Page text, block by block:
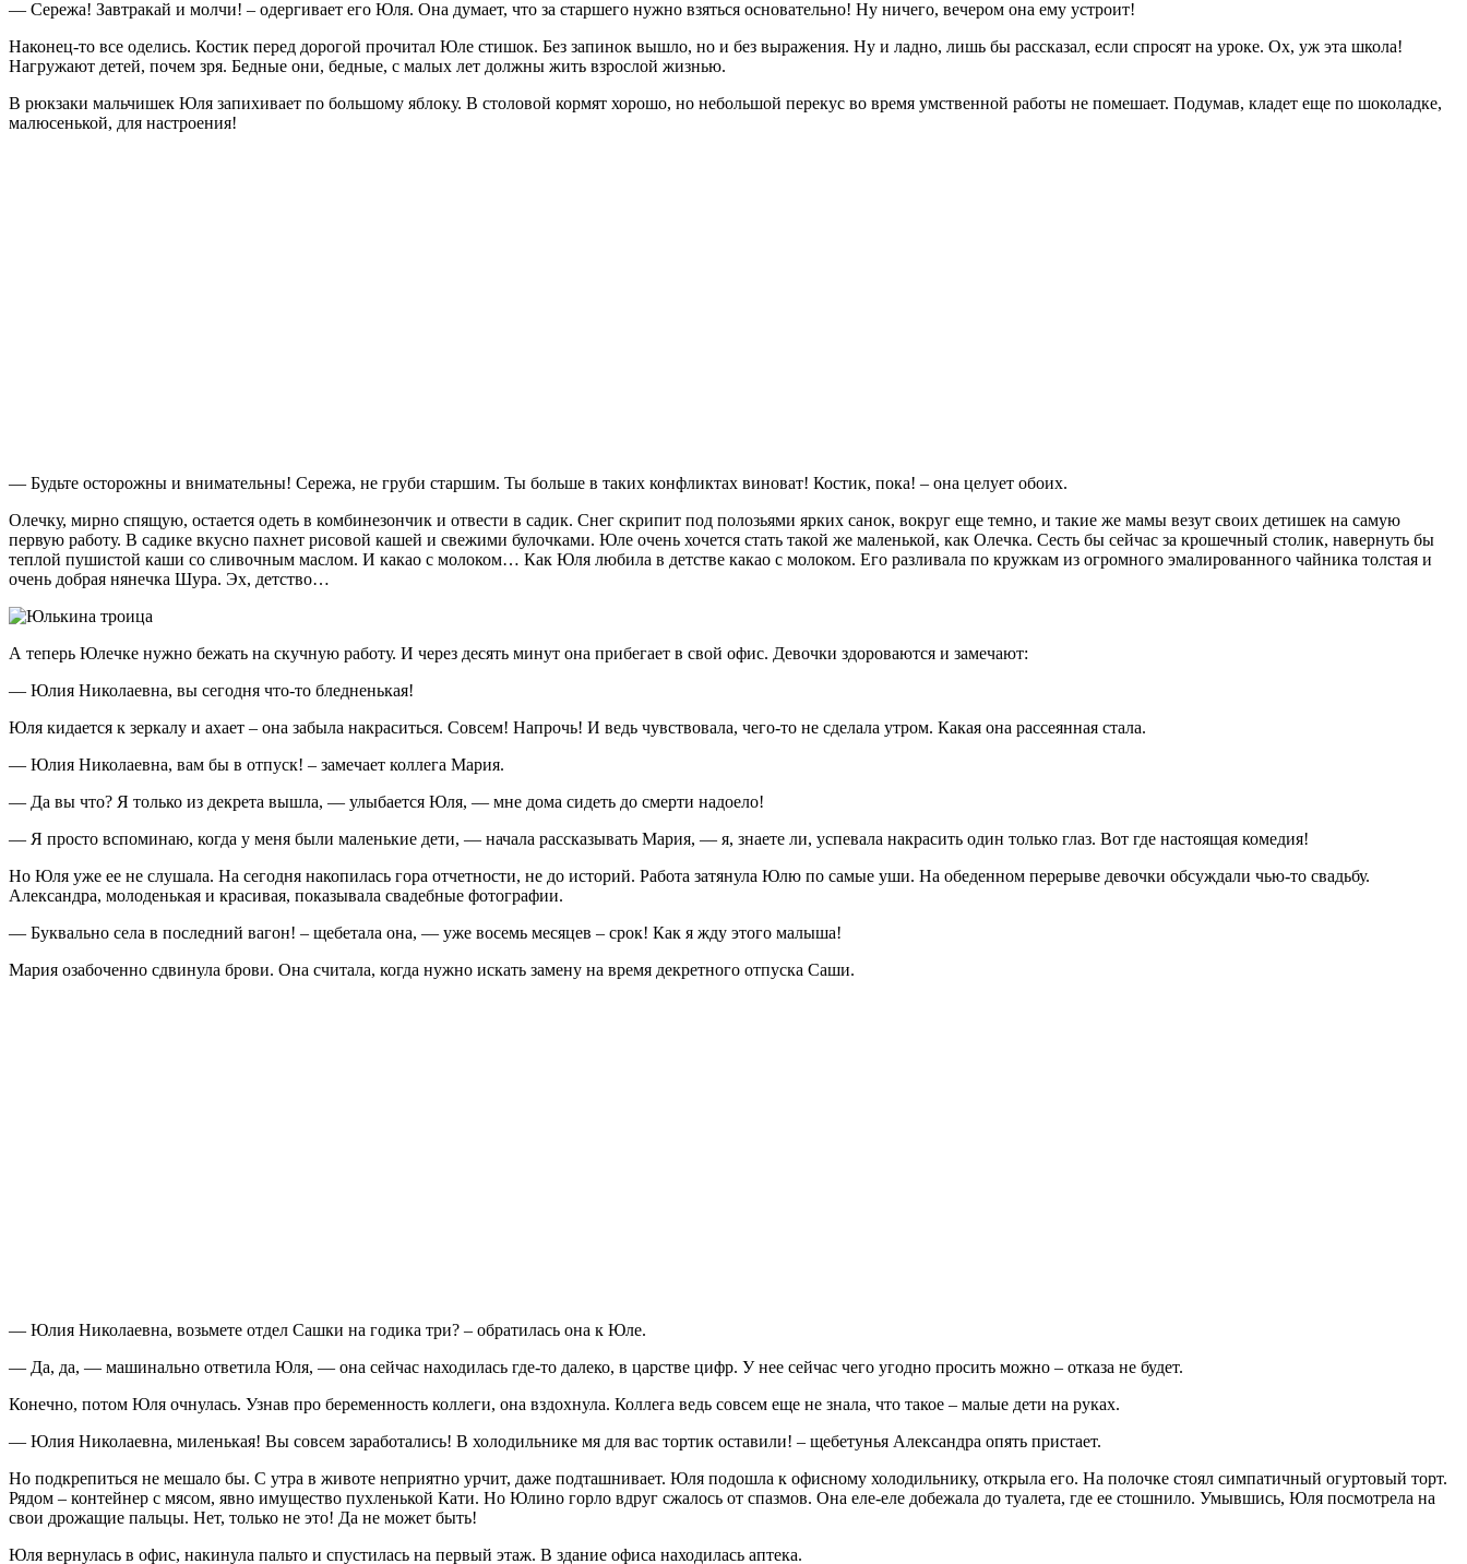
— Сережа! Завтракай и молчи! – одергивает его Юля. Она думает, что за старшего нужно взяться основательно! Ну ничего, вечером она ему устроит!
Наконец-то все оделись. Костик перед дорогой прочитал Юле стишок. Без запинок вышло, но и без выражения. Ну и ладно, лишь бы рассказал, если спросят на уроке. Ох, уж эта школа!
Нагружают детей, почем зря. Бедные они, бедные, с малых лет должны жить взрослой жизнью.
В рюкзаки мальчишек Юля запихивает по большому яблоку. В столовой кормят хорошо, но небольшой перекус во время умственной работы не помешает. Подумав, кладет еще по шоколадке,
малюсенькой, для настроения!
— Будьте осторожны и внимательны! Сережа, не груби старшим. Ты больше в таких конфликтах виноват! Костик, пока! – она целует обоих.
Олечку, мирно спящую, остается одеть в комбинезончик и отвести в садик. Снег скрипит под полозьями ярких санок, вокруг еще темно, и такие же мамы везут своих детишек на самую
первую работу. В садике вкусно пахнет рисовой кашей и свежими булочками. Юле очень хочется стать такой же маленькой, как Олечка. Сесть бы сейчас за крошечный столик, навернуть бы
теплой пушистой каши со сливочным маслом. И какао с молоком… Как Юля любила в детстве какао с молоком. Его разливала по кружкам из огромного эмалированного чайника толстая и
очень добрая нянечка Шура. Эх, детство…
А теперь Юлечке нужно бежать на скучную работу. И через десять минут она прибегает в свой офис. Девочки здороваются и замечают:
— Юлия Николаевна, вы сегодня что-то бледненькая!
Юля кидается к зеркалу и ахает – она забыла накраситься. Совсем! Напрочь! И ведь чувствовала, чего-то не сделала утром. Какая она рассеянная стала.
— Юлия Николаевна, вам бы в отпуск! – замечает коллега Мария.
— Да вы что? Я только из декрета вышла, — улыбается Юля, — мне дома сидеть до смерти надоело!
— Я просто вспоминаю, когда у меня были маленькие дети, — начала рассказывать Мария, — я, знаете ли, успевала накрасить один только глаз. Вот где настоящая комедия!
Но Юля уже ее не слушала. На сегодня накопилась гора отчетности, не до историй. Работа затянула Юлю по самые уши. На обеденном перерыве девочки обсуждали чью-то свадьбу.
Александра, молоденькая и красивая, показывала свадебные фотографии.
— Буквально села в последний вагон! – щебетала она, — уже восемь месяцев – срок! Как я жду этого малыша!
Мария озабоченно сдвинула брови. Она считала, когда нужно искать замену на время декретного отпуска Саши.
— Юлия Николаевна, возьмете отдел Сашки на годика три? – обратилась она к Юле.
— Да, да, — машинально ответила Юля, — она сейчас находилась где-то далеко, в царстве цифр. У нее сейчас чего угодно просить можно – отказа не будет.
Конечно, потом Юля очнулась. Узнав про беременность коллеги, она вздохнула. Коллега ведь совсем еще не знала, что такое – малые дети на руках.
— Юлия Николаевна, миленькая! Вы совсем заработались! В холодильнике мя для вас тортик оставили! – щебетунья Александра опять пристает.
Но подкрепиться не мешало бы. С утра в животе неприятно урчит, даже подташнивает. Юля подошла к офисному холодильнику, открыла его. На полочке стоял симпатичный огуртовый торт.
Рядом – контейнер с мясом, явно имущество пухленькой Кати. Но Юлино горло вдруг сжалось от спазмов. Она еле-еле добежала до туалета, где ее стошнило. Умывшись, Юля посмотрела на
свои дрожащие пальцы. Нет, только не это! Да не может быть!
Юля вернулась в офис, накинула пальто и спустилась на первый этаж. В здание офиса находилась аптека.